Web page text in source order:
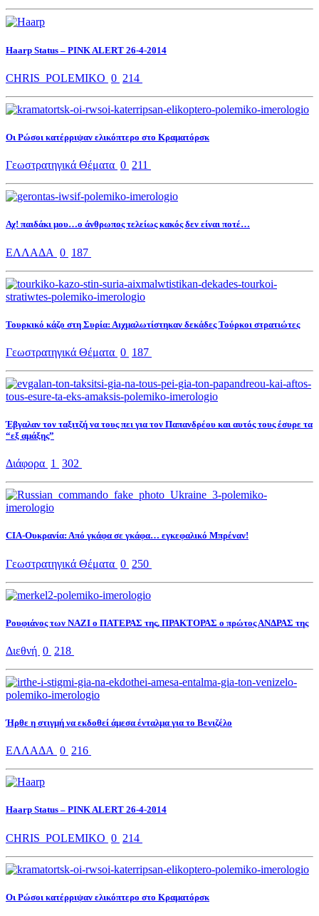
Haarp Status – PINK ALERT 26-4-2014
CHRIS_POLEMIKO 0 214
Οι Ρώσοι κατέρριψαν ελικόπτερο στο Κραματόρσκ
Γεωστρατηγικά Θέματα 0 211
Αχ! παιδάκι μου…ο άνθρωπος τελείως κακός δεν είναι ποτέ…
ΕΛΛΑΔΑ 0 187
Τουρκικό κάζο στη Συρία: Αιχμαλωτίστηκαν δεκάδες Τούρκοι στρατιώτες
Γεωστρατηγικά Θέματα 0 187
Έβγαλαν τον ταξιτζή να τους πει για τον Παπανδρέου και αυτός τους έσυρε τα
“εξ αμάξης”
Διάφορα 1 302
CIA-Ουκρανία: Από γκάφα σε γκάφα… εγκεφαλικό Μπρέναν!
Γεωστρατηγικά Θέματα 0 250
Ρουφιάνος των ΝΑΖΙ ο ΠΑΤΕΡΑΣ της, ΠΡΑΚΤΟΡΑΣ ο πρώτος ΑΝΔΡΑΣ της
Διεθνή 0 218
Ήρθε η στιγμή να εκδοθεί άμεσα ένταλμα για το Βενιζέλο
ΕΛΛΑΔΑ 0 216
Haarp Status – PINK ALERT 26-4-2014
CHRIS_POLEMIKO 0 214
Οι Ρώσοι κατέρριψαν ελικόπτερο στο Κραματόρσκ